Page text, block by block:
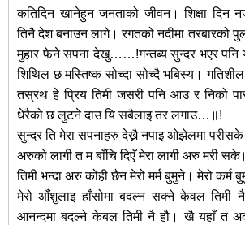
कतिदिन खानेहुन जनताको जीवन। शिक्षा दिन
तिनै देश बनाउन लागे। रगतको नदीमा तरबारको
मुहार फेने सपना देखु……!गन्तब्य सुन्दर भएर पनि
शिथिल छ मस्तिष्क सोच्दा सोच्दै भबिस्य।
तस्रथ हे पि्रय तिमी जसरी पनि आउ र निको
धेरैको छ लुटने दाउ यि सबैलाइ तर लगाउ…॥!
सुन्दर ति मेरा सपनाहरु देख्नै नपाइ ओझेलमा
अरुको लागी त म बाँचि दिएँ मेरा लागी अरु मरी
तिमी भन्दा अरु कोही छैन मेरो मर्म बुमुने। मेरो कर्म
मेरो आँशुलाइ हाँसोमा बदल्न सक्ने केवल तिमी
आनन्दमा बदल्ने केबल तिमी नै हौ। खै यहाँ त